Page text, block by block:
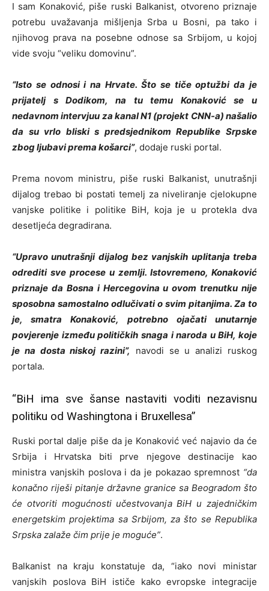
I sam Konaković, piše ruski Balkanist, otvoreno priznaje
potrebu uvažavanja mišljenja Srba u Bosni, pa tako i
njihovog prava na posebne odnose sa Srbijom, u kojoj
vide svoju “veliku domovinu”.
“Isto se odnosi i na Hrvate. Što se tiče optužbi da je
prijatelj s Dodikom, na tu temu Konaković se u
nedavnom intervjuu za kanal N1 (projekt CNN-a) našalio
da su vrlo bliski s predsjednikom Republike Srpske
zbog ljubavi prema košarci”, dodaje ruski portal.
Prema novom ministru, piše ruski Balkanist, unutrašnji
dijalog trebao bi postati temelj za niveliranje cjelokupne
vanjske politike i politike BiH, koja je u protekla dva
desetljeća degradirana.
“Upravo unutrašnji dijalog bez vanjskih uplitanja treba
odrediti sve procese u zemlji. Istovremeno, Konaković
priznaje da Bosna i Hercegovina u ovom trenutku nije
sposobna samostalno odlučivati ​​o svim pitanjima. Za to
je, smatra Konaković, potrebno ojačati unutarnje
povjerenje između političkih snaga i naroda u BiH, koje
je na dosta niskoj razini”,
navodi se u analizi ruskog
portala.
“BiH ima sve šanse nastaviti voditi nezavisnu
politiku od Washingtona i Bruxellesa”
Ruski portal dalje piše da je Konaković već najavio da će
Srbija i Hrvatska biti prve njegove destinacije kao
ministra vanjskih poslova i da je pokazao spremnost “da
konačno riješi pitanje državne granice sa Beogradom što
će otvoriti mogućnosti učestvovanja BiH u zajedničkim
energetskim projektima sa Srbijom, za što se Republika
Srpska zalaže čim prije je moguće”.
Balkanist na kraju konstatuje da, “iako novi ministar
vanjskih poslova BiH ističe kako evropske integracije